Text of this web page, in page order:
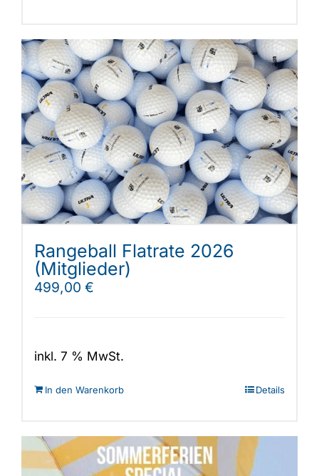
Rangeball Flatrate 2026
(Mitglieder)
499,00 €
inkl. 7 % MwSt.
In den Warenkorb Details